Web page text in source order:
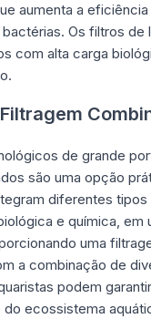
aumenta a
Os filtros de
com alta carga
de grande
são uma opção
diferentes
e química, em
uma
a combinação de
podem
do ecossistema